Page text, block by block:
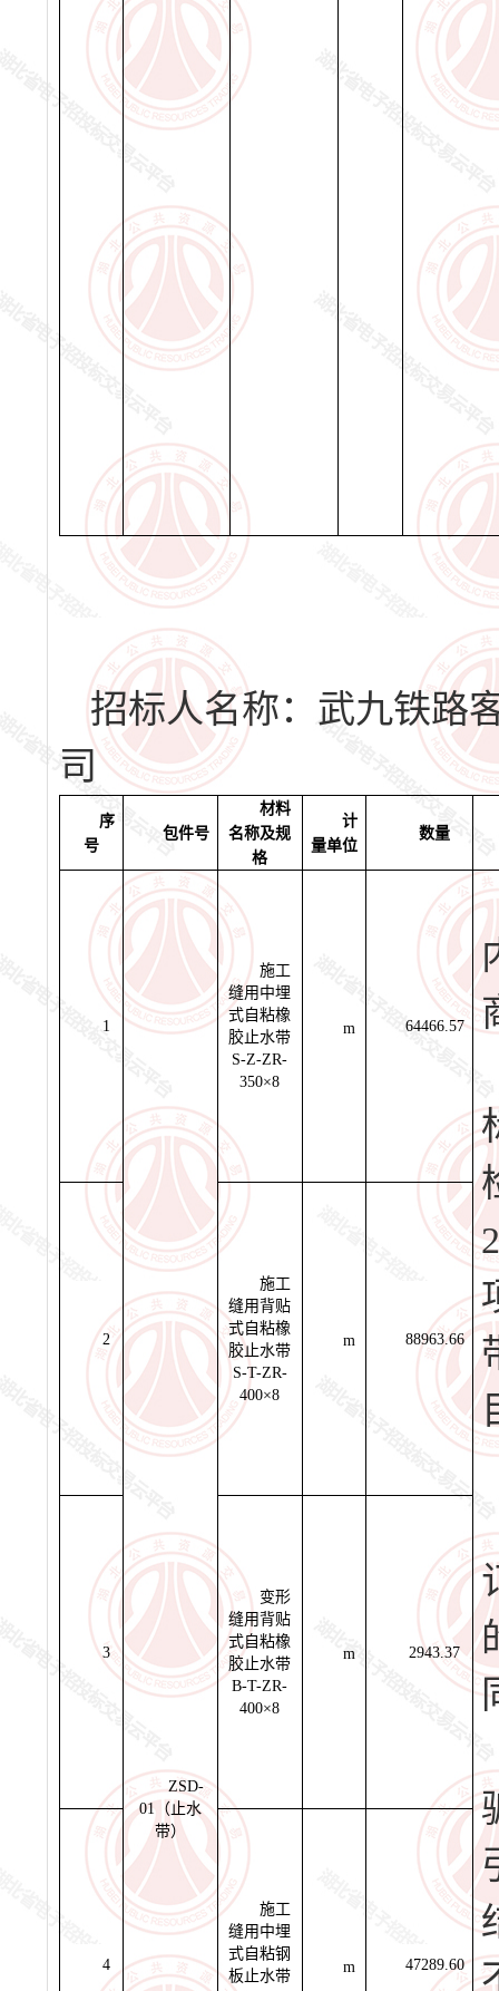
招标人名称： 武九铁路
司招标编
序
号
包件号
材料
名称及规
格
计
量单位
数量
1
ZSD-
01（止水
带）
施工
缝用中埋
式自粘橡
胶止水带
S-Z-ZR-
350×8
m 64466.57
2
施工
缝用背贴
式自粘橡
胶止水带
S-T-ZR-
400×8
m 88963.66
3
变形
缝用背贴
式自粘橡
胶止水带
B-T-ZR-
400×8
m 2943.37
4
施工
缝用中埋
式自粘钢
板止水带
m 47289.60